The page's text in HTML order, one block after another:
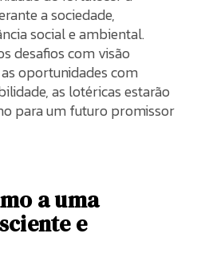
a sociedade,
social e ambiental.
desafios com visão
oportunidades com
as lotéricas estarão
para um futuro promissor
a uma
e